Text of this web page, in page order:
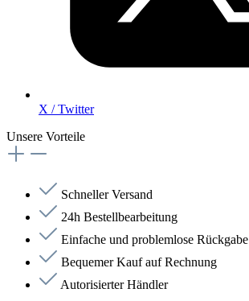
X / Twitter
Unsere Vorteile
Schneller Versand
24h Bestellbearbeitung
Einfache und problemlose Rückgabe
Bequemer Kauf auf Rechnung
Autorisierter Händler